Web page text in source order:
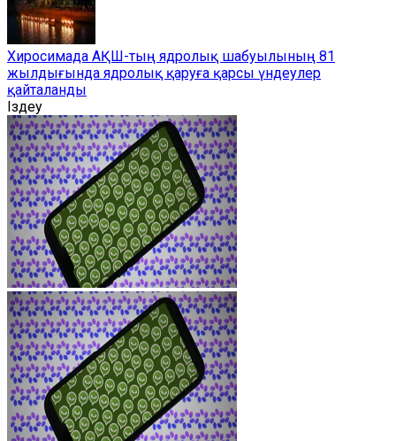
Хиросимада АҚШ-тың ядролық шабуылының 81
жылдығында ядролық қаруға қарсы үндеулер
қайталанды
Іздеу